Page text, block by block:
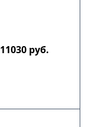
11030 руб.